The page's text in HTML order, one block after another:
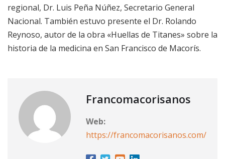
regional, Dr. Luis Peña Núñez, Secretario General
Nacional. También estuvo presente el Dr. Rolando
Reynoso, autor de la obra «Huellas de Titanes» sobre la
historia de la medicina en San Francisco de Macorís.
Francomacorisanos
Web:
https://francomacorisanos.com/